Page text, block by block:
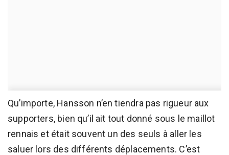
Qu’importe, Hansson n’en tiendra pas rigueur aux
supporters, bien qu’il ait tout donné sous le maillot
rennais et était souvent un des seuls à aller les
saluer lors des différents déplacements. C’est